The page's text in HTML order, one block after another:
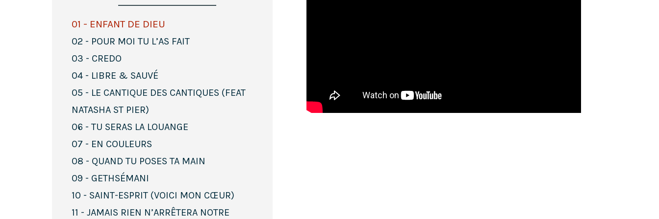
01 - ENFANT DE DIEU
02 - POUR MOI TU L’AS FAIT
03 - CREDO
04 - LIBRE & SAUVÉ
05 - LE CANTIQUE DES CANTIQUES (FEAT
NATASHA ST PIER)
06 - TU SERAS LA LOUANGE
07 - EN COULEURS
08 - QUAND TU POSES TA MAIN
09 - GETHSÉMANI
10 - SAINT-ESPRIT (VOICI MON CŒUR)
11 - JAMAIS RIEN N’ARRÊTERA NOTRE